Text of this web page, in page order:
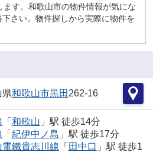
す。和歌山市の物件情報が気にな
さい。物件探しから実際に物件を
県和歌山市黒田 262-16
「 和歌山 」駅 徒歩14分
「 紀伊中ノ島 」駅 徒歩17分
電鐵貴志川線 「 田中口 」駅 徒歩1